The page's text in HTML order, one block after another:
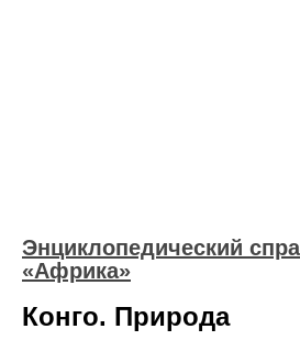
Энциклопедический
«Африка»
Конго. Природа